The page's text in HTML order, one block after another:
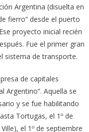
Argentina (disuelta en
fierro” desde el puerto
proyecto inicial recién
Fue el primer gran
sistema de transporte.
de capitales
Argentino”. Aquella se
y se fue habilitando
Tortugas, el 1º de
el 1º de septiembre